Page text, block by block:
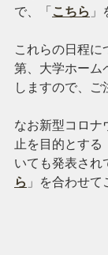
で、「 こちら
これらの日程に
第、大学ホーム
しますので、ご
なお新型コロナ
止を目的とする
いても発表され
ら 」を合わせて